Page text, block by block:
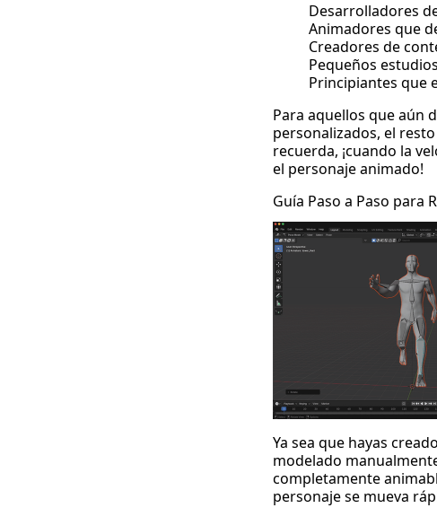
Desarrolladores
Animadores que
Creadores de
Pequeños
Principiantes que
Para aquellos que aún
personalizados, el
recuerda, ¡cuando la
el personaje animado!
Guía Paso a Paso para
Ya sea que hayas
modelado
completamente
personaje se mueva